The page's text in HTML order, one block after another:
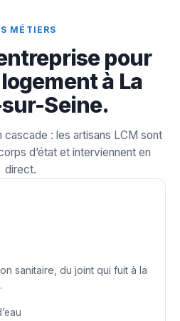
MÉTIERS
pour
à La
Seine.
cascade : les artisans LCM sont
d’état et interviennent en
direct.
sanitaire, du joint qui fuit à la